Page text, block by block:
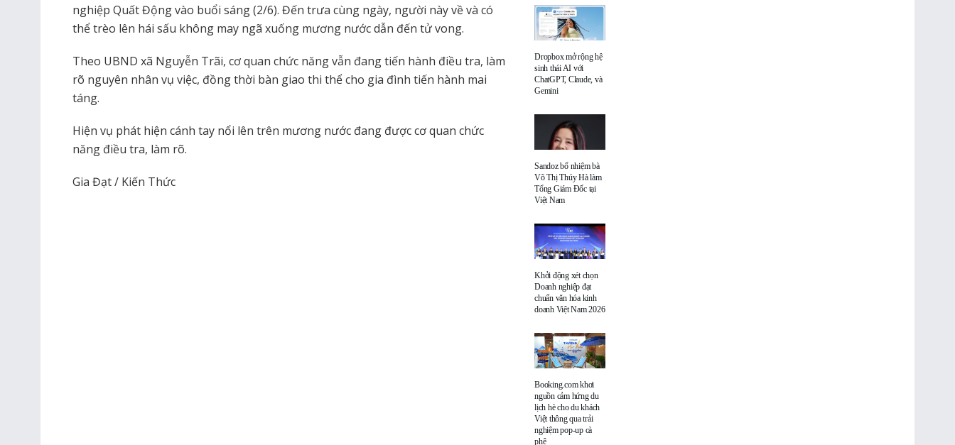
nghiệp Quất Động vào buổi sáng (2/6). Đến trưa cùng ngày, người này về và có
thể trèo lên hái sấu không may ngã xuống mương nước dẫn đến tử vong.
Theo UBND xã Nguyễn Trãi, cơ quan chức năng vẫn đang tiến hành điều tra, làm
rõ nguyên nhân vụ việc, đồng thời bàn giao thi thể cho gia đình tiến hành mai
táng.
Hiện vụ phát hiện cánh tay nổi lên trên mương nước đang được cơ quan chức
năng điều tra, làm rõ.
Gia Đạt / Kiến Thức
Dropbox mở rộng hệ
sinh thái AI với
ChatGPT, Claude, và
Gemini
Sandoz bổ nhiệm bà
Võ Thị Thúy Hà làm
Tổng Giám Đốc tại
Việt Nam
Khởi động xét chọn
Doanh nghiệp đạt
chuẩn văn hóa kinh
doanh Việt Nam 2026
Booking.com khơi
nguồn cảm hứng du
lịch hè cho du khách
Việt thông qua trải
nghiệm pop-up cà
phê